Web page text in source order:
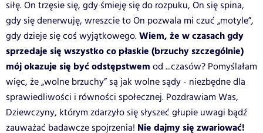
siłę. On trzęsie się, gdy śmieję się do rozpuku, On się spina,
gdy się denerwuję, wreszcie to On pozwala mi czuć „motyle”,
gdy dzieje się coś wyjątkowego.Wiem, że w czasach gdy
sprzedaje się wszystko co płaskie (brzuchy szczególnie)
mój okazuje się być odstępstwem od ...czasów? Pomyślałam
więc, że „wolne brzuchy” są jak wolne sądy - niezbędne dla
sprawiedliwości i równości społecznej. Pozdrawiam Was,
Dziewczyny, którym zdarzyło się słyszeć głupie uwagi bądź
zauważać badawcze spojrzenia! Nie dajmy się zwariować!